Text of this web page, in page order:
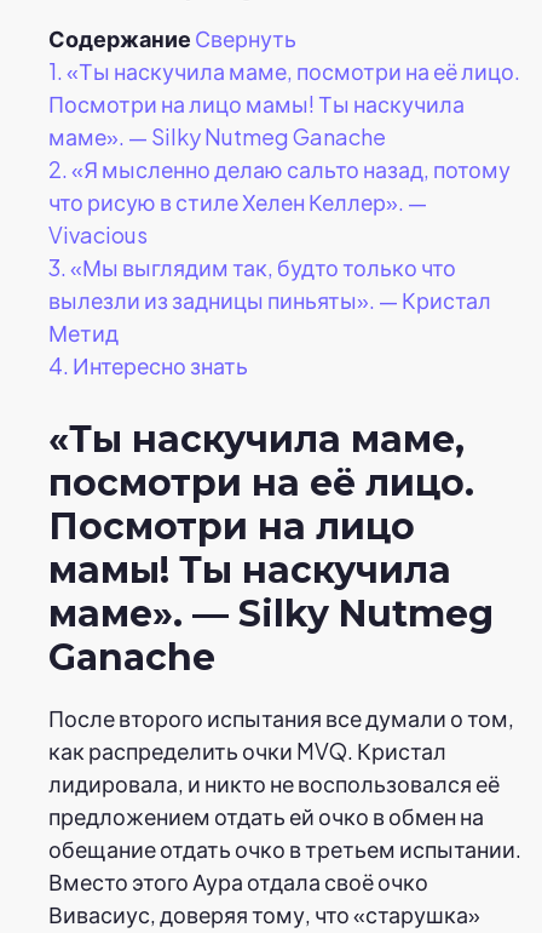
Содержание Свернуть
1. «Ты наскучила маме, посмотри на её лицо.
Посмотри на лицо мамы! Ты наскучила
маме». — Silky Nutmeg Ganache
2. «Я мысленно делаю сальто назад, потому
что рисую в стиле Хелен Келлер». —
Vivacious
3. «Мы выглядим так, будто только что
вылезли из задницы пиньяты». — Кристал
Метид
4. Интересно знать
«Ты наскучила маме,
посмотри на её лицо.
Посмотри на лицо
мамы! Ты наскучила
маме». — Silky Nutmeg
Ganache
После второго испытания все думали о том,
как распределить очки MVQ. Кристал
лидировала, и никто не воспользовался её
предложением отдать ей очко в обмен на
обещание отдать очко в третьем испытании.
Вместо этого Аура отдала своё очко
Вивасиус, доверяя тому, что «старушка»